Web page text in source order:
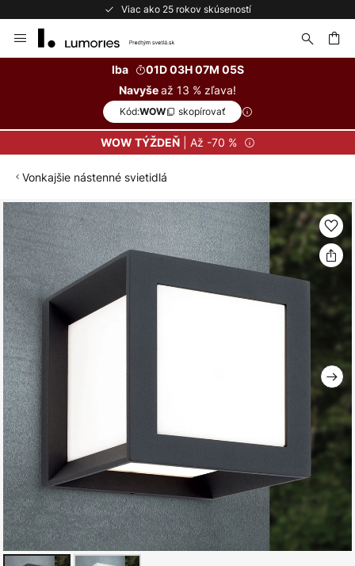
Viac ako 25 rokov skúseností
to
Iba
01D 03H 07M 05S
Navyšeaž 13 % zľava!
Kód:WOW skopírovať
WOW TÝŽDEŇ| Až -70 %
Vonkajšie nástenné svietidlá
Preskočiť
na
koniec
galérie
obrázkov